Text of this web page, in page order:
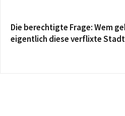
Die berechtigte Frage: Wem
eigentlich diese verflixte